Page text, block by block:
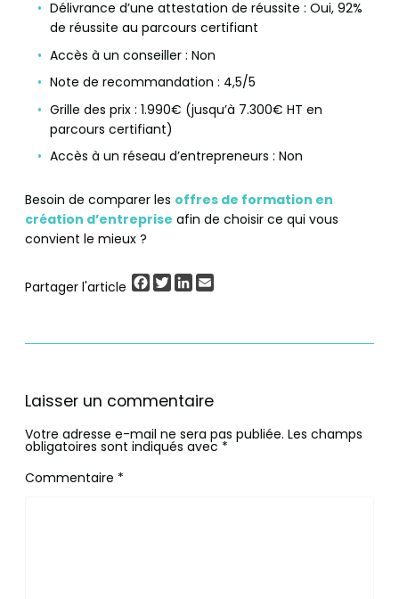
Délivrance d’une attestation de réussite : Oui, 92%
de réussite au parcours certifiant
Accès à un conseiller : Non
Note de recommandation : 4,5/5
Grille des prix : 1.990€ (jusqu’à 7.300€ HT en
parcours certifiant)
Accès à un réseau d’entrepreneurs : Non
Besoin de comparer les offres de formation en
création d’entreprise afin de choisir ce qui vous
convient le mieux ?
Partager l'article Facebook
TwitterLinkedIn
Laisser un commentaire
Votre adresse e-mail ne sera pas publiée. Les champs
obligatoires sont indiqués avec *
Commentaire *